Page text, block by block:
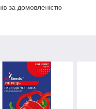
за домовленістю